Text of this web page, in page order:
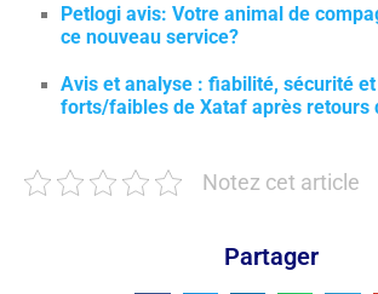
Petlogi avis: Votre animal de
ce nouveau service?
Avis et analyse : fiabilité, sécurité
forts/faibles de Xataf après retours
Notez cet article
Partager